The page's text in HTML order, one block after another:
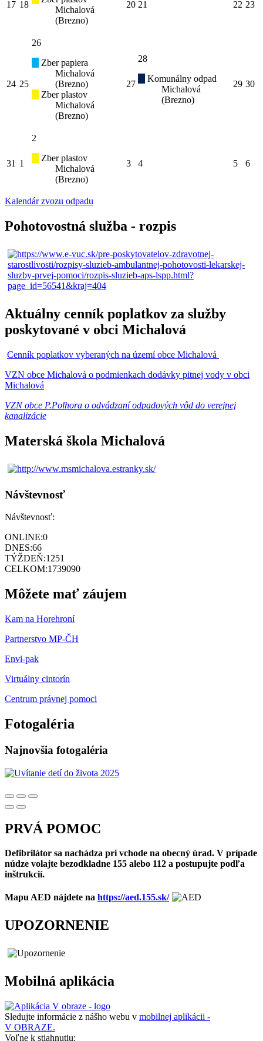
17 18
Michalová
(Brezno)
20 21 22 23
24 25
26
Zber papiera
Michalová
(Brezno)
Zber plastov
Michalová
(Brezno)
27
28
Komunálny odpad
Michalová
(Brezno)
29 30
31 1
2
Zber plastov
Michalová
(Brezno)
3 4 5 6
Kalendár zvozu odpadu
Pohotovostná služba - rozpis
Aktuálny cenník poplatkov za služby
poskytované v obci Michalová
Cenník poplatkov vyberaných na území obce Michalová
VZN obce Michalová o podmienkach dodávky pitnej vody v obci
Michalová
VZN obce P.Polhora o odvádzaní odpadových vôd do verejnej
kanalizácie
Materská škola Michalová
Návštevnosť
Návštevnosť:
ONLINE:0
DNES:66
TÝŽDEŇ:1251
CELKOM:1739090
Môžete mať záujem
Kam na Horehroní
Partnerstvo MP-ČH
Envi-pak
Virtuálny cintorín
Centrum právnej pomoci
Fotogaléria
Najnovšia fotogaléria
PRVÁ POMOC
Defibrilátor sa nachádza pri vchode na obecný úrad. V prípade
núdze volajte bezodkladne 155 alebo 112 a postupujte podľa
inštrukcií.
Mapu AED nájdete na https://aed.155.sk/
UPOZORNENIE
Mobilná aplikácia
Sledujte informácie z nášho webu v mobilnej aplikácii -
V OBRAZE.
Voľne k stiahnutiu: